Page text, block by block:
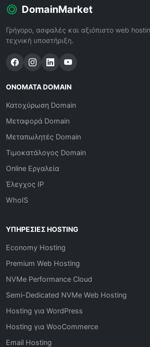
DomainMarket
Γρήγορο, ασφαλές και αξιόπιστο web
τεχνική υποστήριξη.
ΟΝΌΜΑΤΑ DOMAIN
Κατοχύρωση Domain
Μεταφορά Domain
Μεταπωλητές Domain
Τιμοκατάλογος Domain
Online Εργαλεία
Έλεγχος IP
WhoIS
ΥΠΗΡΕΣΊΕΣ HOSTING
Economy Hosting
Premium Web Hosting
NVMe Performance Cloud
Semi-Dedicated NVMe Web Hosting
Hosting για WordPress
Hosting για WooCommerce
Email Hosting